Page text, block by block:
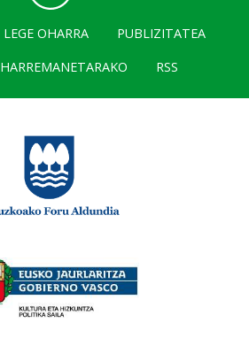
LEGE OHARRA
PUBLIZITATEA
HARREMANETARAKO RSS